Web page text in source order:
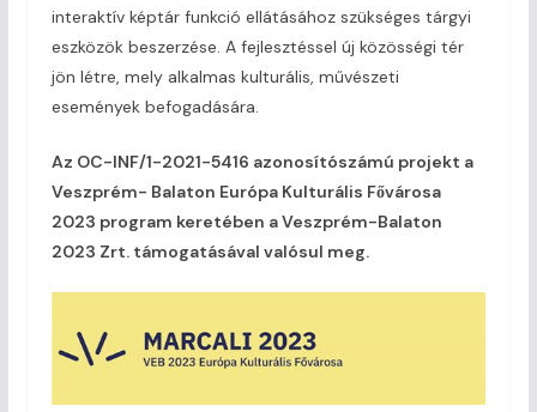
interaktív képtár funkció ellátásához szükséges tárgyi
eszközök beszerzése. A fejlesztéssel új közösségi tér
jön létre, mely alkalmas kulturális, művészeti
események befogadására.
Az OC-INF/1-2021-5416 azonosítószámú projekt a
Veszprém- Balaton Európa Kulturális Fővárosa
2023 program keretében a Veszprém-Balaton
2023 Zrt. támogatásával valósul meg.